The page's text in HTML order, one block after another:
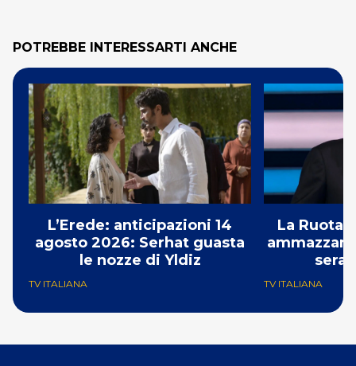
POTREBBE INTERESSARTI ANCHE
L’Erede: anticipazioni 14
agosto 2026: Serhat guasta
le nozze di Yldiz
TV ITALIANA
La Ruota
TV ITALIANA